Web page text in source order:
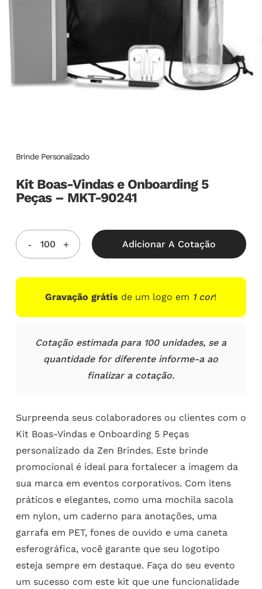
Brinde Personalizado
Kit Boas-Vindas e Onboarding 5
Peças – MKT-90241
Adicionar A Cotação
Gravação grátis de um logo em 1 cor!
Cotação estimada para 100 unidades, se a
quantidade for diferente informe-a ao
finalizar a cotação.
Surpreenda seus colaboradores ou clientes com o
Kit Boas-Vindas e Onboarding 5 Peças
personalizado da Zen Brindes. Este brinde
promocional é ideal para fortalecer a imagem da
sua marca em eventos corporativos. Com itens
práticos e elegantes, como uma mochila sacola
em nylon, um caderno para anotações, uma
garrafa em PET, fones de ouvido e uma caneta
esferográfica, você garante que seu logotipo
esteja sempre em destaque. Faça do seu evento
um sucesso com este kit que une funcionalidade